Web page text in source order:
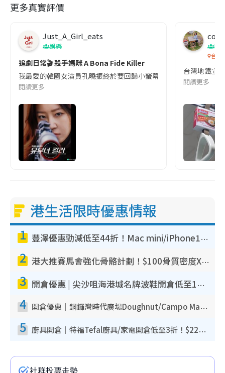
更多真實評價
Just_A_Girl_eats
娛樂
追劇日常🎬 殺手媽咪 A Bona Fide Killer
我最愛的韓國女演員孔曉振終於要回歸小螢幕啦!這次的劇本改編
閱讀更多
co
吹
台灣
台灣地鐵宣
閱讀更多
港生活限時優惠情報
1 豐澤優惠勁減低至44折！Mac mini/iPhone17Pro大減價！廚房家電$220起
2 港大推賽馬會強化骨骼計劃！$100骨質密度X光檢查 完成免費運動訓練送超市禮券！附參加資格
3 開倉優惠 | 尖沙咀海港城名牌波鞋開倉低至1折！On鞋$899起／Joy&Peace鞋履$98起
4 開倉優惠｜銅鑼灣時代廣場Doughnut/Campo Marzio開倉低至1折！背囊、書包、手袋劈價$200起
5 廚具開倉｜特福Tefal廚具/家電開倉低至3折！$220起買平底鍋/炒鑊/湯煲！電飯煲/吸塵機/燙斗$418起